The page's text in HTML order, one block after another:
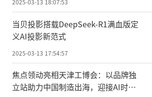
当贝投影搭载DeepSeek-R1满血版定
义AI投影新范式
2025-03-13 17:54:57
焦点领动亮相天津工博会：以品牌独
立站助力中国制造出海，迎接AI时代